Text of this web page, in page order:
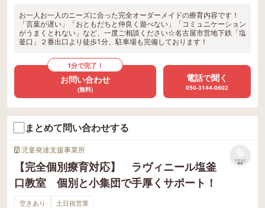
お一人お一人のニーズに合った完全オーダーメイドの療育内容です！
「言葉が遅い」「おともだちと仲良く遊べない」「コミュニケーション
がうまくとれない」など、一度ご相談ください☆名古屋市営地下鉄「塩
釜口」２番出口より徒歩1分、駐車場も完備しております！
1分で完了！
お問い合わせ
(無料)
電話で聞く
050-3144-0602
まとめて問い合わせする
児童発達支援事業所
【完全個別療育対応】 ラヴィニール塩釜
口教室 個別と小集団で手厚くサポート！
リストに
保存
空きあり 土日祝営業